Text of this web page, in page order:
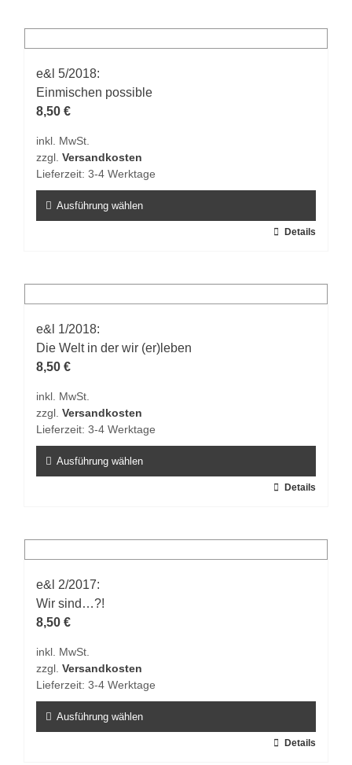
Varianten
auf.
Die
Optionen
auf
der
gewählt
werden
e&l 5/2018:
Einmischen possible
8,50 €
inkl. MwSt.
zzgl. Versandkosten
Lieferzeit: 3-4 Werktage
Ausführung wählen
Varianten
auf.
Die
Optionen
auf
der
gewählt
werden
Details
e&l 1/2018:
Die Welt in der wir (er)leben
8,50 €
inkl. MwSt.
zzgl. Versandkosten
Lieferzeit: 3-4 Werktage
Ausführung wählen
Varianten
auf.
Die
Optionen
auf
der
gewählt
werden
Details
e&l 2/2017:
Wir sind…?!
8,50 €
inkl. MwSt.
zzgl. Versandkosten
Lieferzeit: 3-4 Werktage
Ausführung wählen
Details